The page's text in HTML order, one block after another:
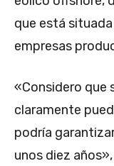
que está
empresas
«Considero que
claramente
podría
unos diez